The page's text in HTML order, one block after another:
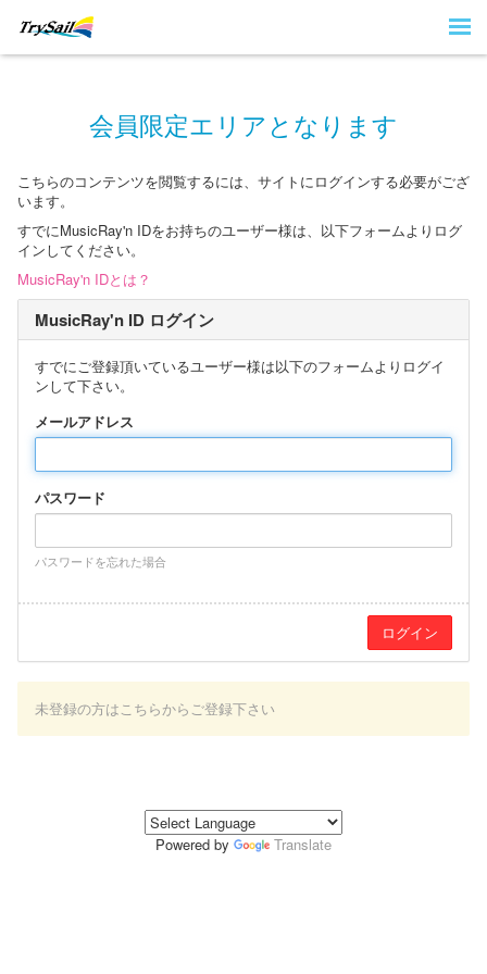
会員限定エリアとなります
こちらのコンテンツを閲覧するには、サイトにログインする必要がござ
います。
すでにMusicRay'n IDをお持ちのユーザー様は、以下フォームよりログ
インしてください。
MusicRay'n IDとは？
MusicRay'n ID ログイン
すでにご登録頂いているユーザー様は以下のフォームよりログイ
ンして下さい。
メールアドレス
パスワード
パスワードを忘れた場合
未登録の方はこちらからご登録下さい
Powered by Translate